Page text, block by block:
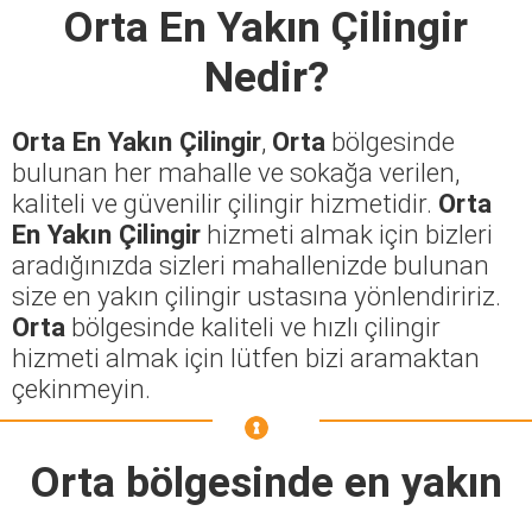
Orta En Yakın Çilingir
Nedir?
Orta En Yakın Çilingir, Orta bölgesinde
bulunan her mahalle ve sokağa verilen,
kaliteli ve güvenilir çilingir hizmetidir. Orta
En Yakın Çilingir hizmeti almak için bizleri
aradığınızda sizleri mahallenizde bulunan
size en yakın çilingir ustasına yönlendiririz.
Orta bölgesinde kaliteli ve hızlı çilingir
hizmeti almak için lütfen bizi aramaktan
çekinmeyin.
Orta bölgesinde en yakın